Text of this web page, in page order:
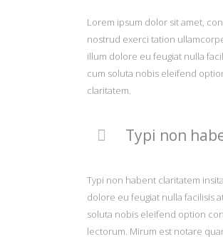
Lorem ipsum dolor sit amet,
nostrud exerci tation
illum dolore eu feugiat nulla
cum soluta nobis eleifend
claritatem.
Typi non
Typi non habent claritatem
dolore eu feugiat nulla facilisis
soluta nobis eleifend option
lectorum. Mirum est notare